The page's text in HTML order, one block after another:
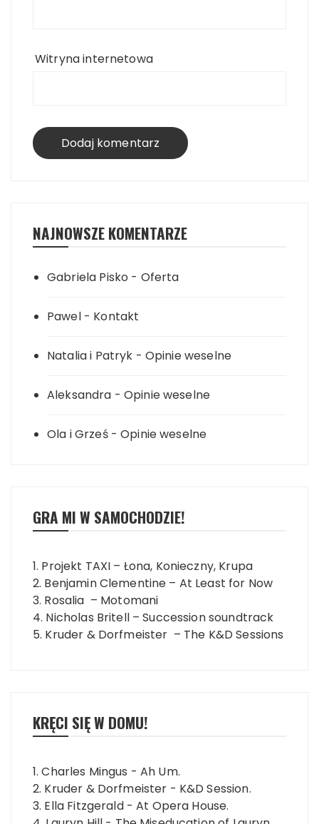
Witryna internetowa
NAJNOWSZE KOMENTARZE
Gabriela Pisko - Oferta
Pawel- Kontakt
Natalia i Patryk - Opinie weselne
Aleksandra - Opinie weselne
Ola i Grześ-Opinie weselne
GRA MI W SAMOCHODZIE!
1. Projekt TAXI – Łona, Konieczny, Krupa
2. Benjamin Clementine – At Least for Now
3. Rosalia – Motomani
4. Nicholas Britell – Succession soundtrack
5. Kruder & Dorfmeister – The K&D Sessions
KRĘCI SIĘ W DOMU!
1. Charles Mingus - Ah Um.
2. Kruder & Dorfmeister - K&D Session.
3. Ella Fitzgerald - At Opera House.